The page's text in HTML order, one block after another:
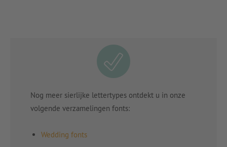
Nog meer sierlijke lettertypes ontdekt u in onze
volgende verzamelingen fonts:
Wedding fonts